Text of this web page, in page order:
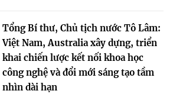
Tổng Bí thư, Chủ tịch nước Tô Lâm:
Việt Nam, Australia xây dựng, triển
khai chiến lược kết nối khoa học
công nghệ và đổi mới sáng tạo tầm
nhìn dài hạn